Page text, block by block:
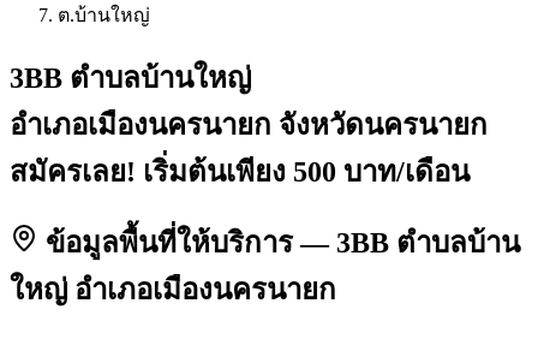
ต.บ้านใหญ่
3BB ตำบลบ้านใหญ่
อำเภอเมืองนครนายก จังหวัดนครนายก
สมัครเลย! เริ่มต้นเพียง 500 บาท/เดือน
ข้อมูลพื้นที่ให้บริการ — 3BB ตำบลบ้าน
ใหญ่ อำเภอเมืองนครนายก